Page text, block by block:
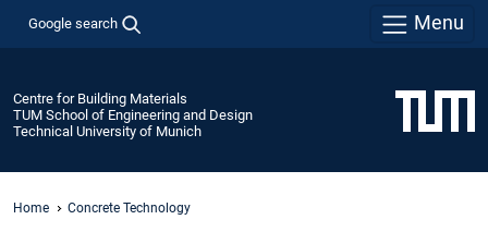
Google search Menu
Centre for Building Materials
TUM School of Engineering and Design
Technical University of Munich
Home Concrete Technology